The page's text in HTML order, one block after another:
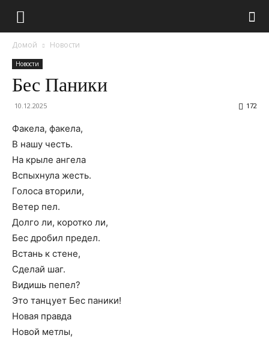
Домой Новости
Новости
Бес Паники
10.12.2025 172
Факела, факела,
В нашу честь.
На крыле ангела
Вспыхнула жесть.
Голоса вторили,
Ветер пел.
Долго ли, коротко ли,
Бес дробил предел.
Встань к стене,
Сделай шаг.
Видишь пепел?
Это танцует Бес паники!
Новая правда
Новой метлы,